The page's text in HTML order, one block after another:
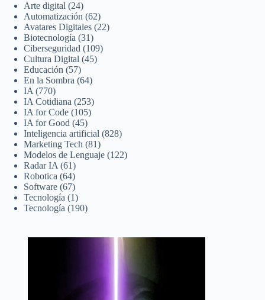
Arte digital (24)
Automatización (62)
Avatares Digitales (22)
Biotecnología (31)
Ciberseguridad (109)
Cultura Digital (45)
Educación (57)
En la Sombra (64)
IA (770)
IA Cotidiana (253)
IA for Code (105)
IA for Good (45)
Inteligencia artificial (828)
Marketing Tech (81)
Modelos de Lenguaje (122)
Radar IA (61)
Robotica (64)
Software (67)
Tecnología (1)
Tecnología (190)